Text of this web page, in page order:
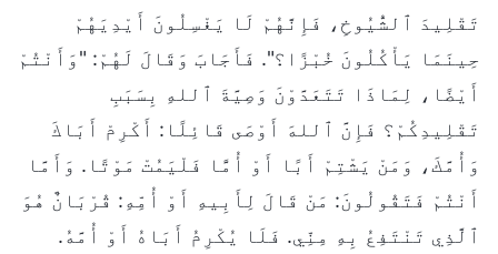
تَقْلِيدَ ٱلشُّيُوخِ، فَإِنَّهُمْ لَا يَغْسِلُونَ أَيْدِيَهُمْ
حِينَمَا يَأْكُلُونَ خُبْزًا؟". فَأَجَابَ وَقَالَ لَهُمْ: "وَأَنْتُمْ
أَيْضًا، لِمَاذَا تَتَعَدَّوْنَ وَصِيَّةَ ٱللهِ بِسَبَبِ
تَقْلِيدِكُمْ؟ فَإِنَّ ٱللهَ أَوْصَى قَائِلًا: أَكْرِمْ أَبَاكَ
وَأُمَّكَ، وَمَنْ يَشْتِمْ أَبًا أَوْ أُمًّا فَلْيَمُتْ مَوْتًا. وَأَمَّا
أَنْتُمْ فَتَقُولُونَ: مَنْ قَالَ لِأَبِيهِ أَوْ أُمِّهِ: قُرْبَانٌ هُوَ
ٱلَّذِي تَنْتَفِعُ بِهِ مِنِّي. فَلَا يُكْرِمُ أَبَاهُ أَوْ أُمَّهُ.